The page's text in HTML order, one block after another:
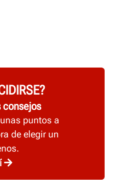
consejos
puntos a
de elegir un